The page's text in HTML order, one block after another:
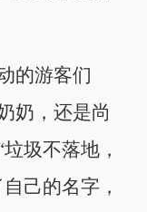
的游客们
奶，还是尚
圾不落地，
己的名字，